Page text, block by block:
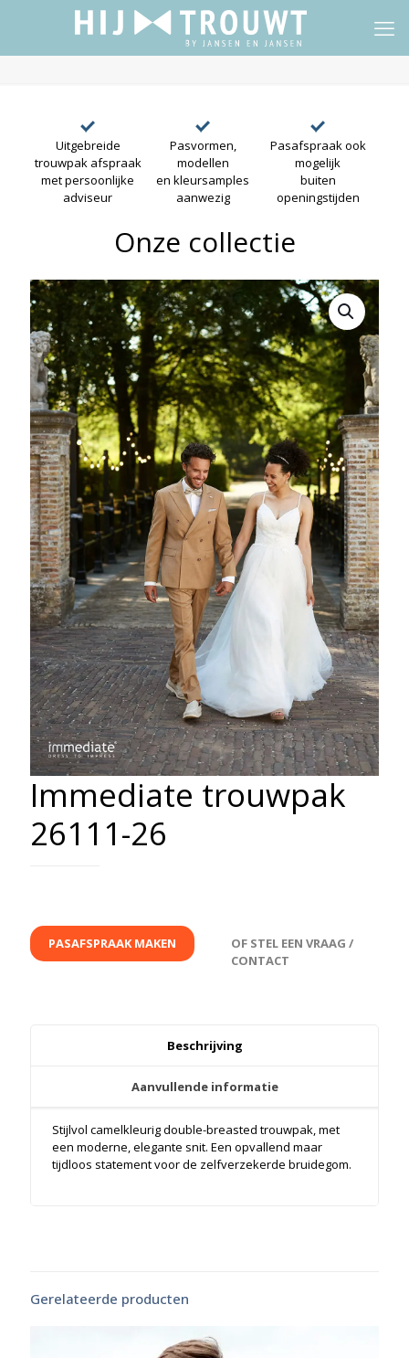
Uitgebreide
trouwpak afspraak
met persoonlijke
adviseur
Pasvormen,
modellen
en kleursamples
aanwezig
Pasafspraak ook
mogelijk
buiten
openingstijden
Onze collectie
Immediate trouwpak
26111-26
PASAFSPRAAK MAKEN
OF STEL EEN VRAAG /
CONTACT
Beschrijving
Aanvullende informatie
Stijlvol camel­kleurig double-breasted trouwpak, met
een moderne, elegante snit. Een opvallend maar
tijdloos statement voor de zelfverzekerde bruidegom.
Gerelateerde producten